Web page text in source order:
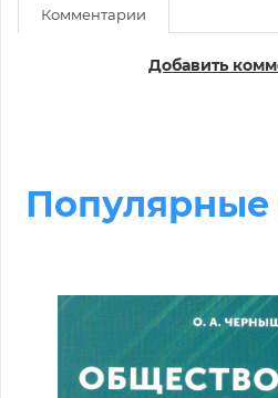
Комментарии
Добавить
Популярные